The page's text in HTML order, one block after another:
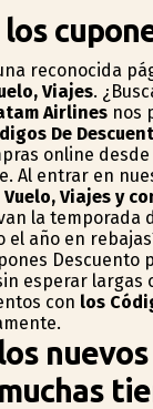
reconocida
Viajes.
Airlinesnos
De
online
Al entrar en
Vuelo, Viajes y
la temporada
el año en
esperar largas
con los